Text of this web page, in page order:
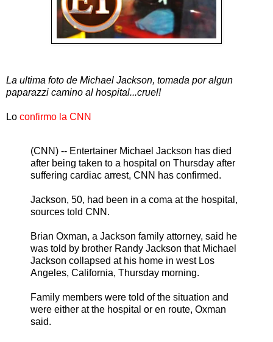
La ultima foto de Michael Jackson, tomada por algun
paparazzi camino al hospital...cruel!
Lo confirmo la CNN
(CNN) -- Entertainer Michael Jackson has died
after being taken to a hospital on Thursday after
suffering cardiac arrest, CNN has confirmed.
Jackson, 50, had been in a coma at the hospital,
sources told CNN.
Brian Oxman, a Jackson family attorney, said he
was told by brother Randy Jackson that Michael
Jackson collapsed at his home in west Los
Angeles, California, Thursday morning.
Family members were told of the situation and
were either at the hospital or en route, Oxman
said.